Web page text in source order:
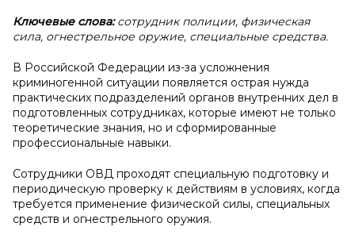
Ключевые слова:сотрудник полиции, физическая
сила, огнестрельное оружие, специальные средства.
В Российской Федерации из-за усложнения
криминогенной ситуации появляется острая нужда
практических подразделений органов внутренних дел в
подготовленных сотрудниках, которые имеют не только
теоретические знания, но и сформированные
профессиональные навыки.
Сотрудники ОВД проходят специальную подготовку и
периодическую проверку к действиям в условиях, когда
требуется применение физической силы, специальных
средств и огнестрельного оружия.